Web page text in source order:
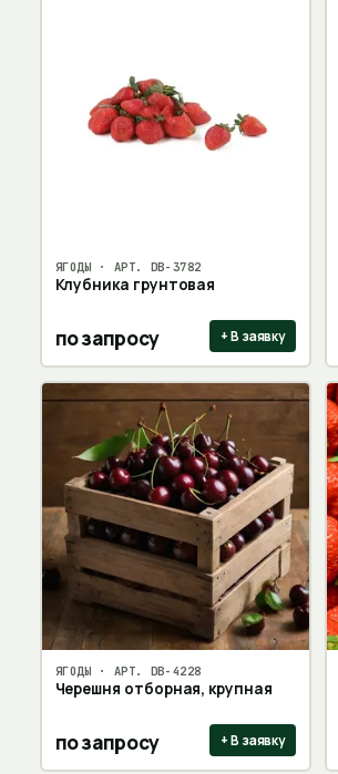
ЯГОДЫ · АРТ. DB-3782
Клубника грунтовая
по запросу + В заявку
ЯГОДЫ · АРТ. DB-4228
Черешня отборная, крупная
по запросу + В заявку